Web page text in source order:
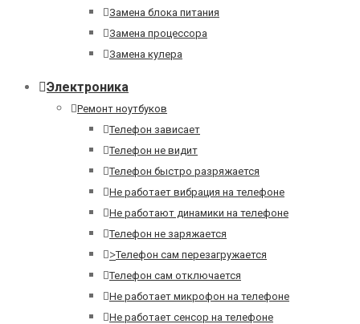
Замена блока питания
Замена процессора
Замена кулера
Электроника
Ремонт ноутбуков
Телефон зависает
Телефон не видит
Телефон быстро разряжается
Не работает вибрация на телефоне
Не работают динамики на телефоне
Телефон не заряжается
>Телефон сам перезагружается
Телефон сам отключается
Не работает микрофон на телефоне
Не работает сенсор на телефоне